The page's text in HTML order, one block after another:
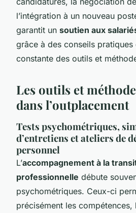
l’intégration à un nouveau
garantit un soutien aux
grâce à des conseils pratiques
constante des outils et
Les outils et
dans l’outplacement
Tests psychométriques,
d’entretiens et ateliers de
personnel
L’accompagnement à la
professionnelle débute
psychométriques. Ceux-ci
précisément les